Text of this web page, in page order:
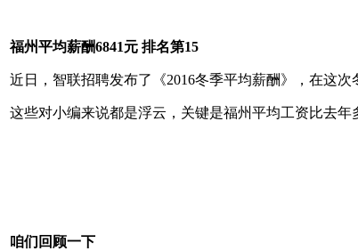
福州平均薪酬6841元 排名第15
近日，智联招聘发布了《2016冬季平均薪酬》，在这
这些对小编来说都是浮云，关键是福州平均工资比去年
咱们回顾一下